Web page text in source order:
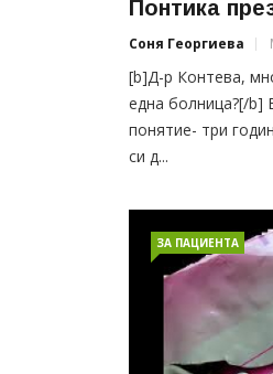
Понтика
Соня Георгиева
[b]Д-р Контева,
една болница?[/b]
понятие- три
си д...
ЗА ПАЦИЕНТА